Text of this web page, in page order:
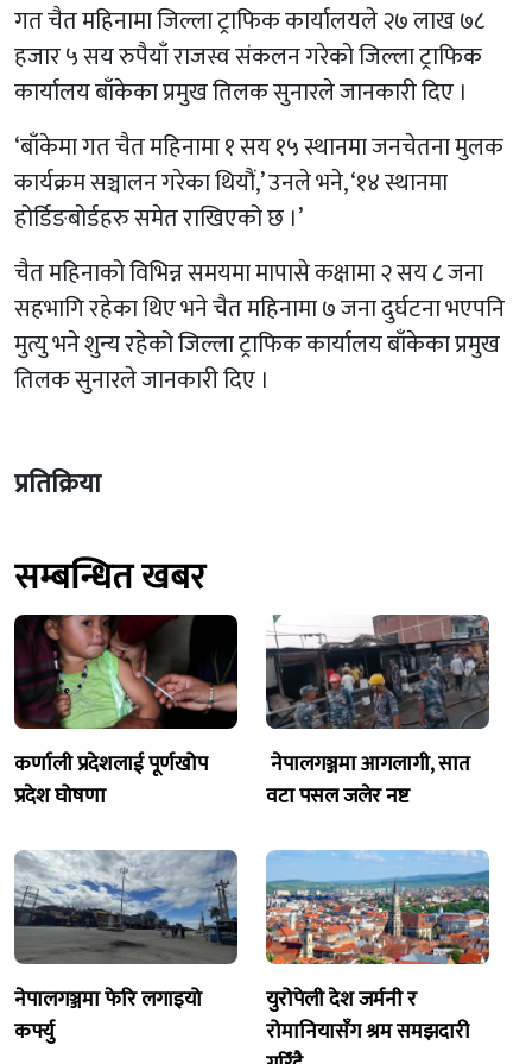
गत चैत महिनामा जिल्ला ट्राफिक कार्यालयले २७ लाख ७८
हजार ५ सय रुपैयाँ राजस्व संकलन गरेको जिल्ला ट्राफिक
कार्यालय बाँकेका प्रमुख तिलक सुनारले जानकारी दिए ।
‘बाँकेमा गत चैत महिनामा १ सय १५ स्थानमा जनचेतना मुलक
कार्यक्रम सञ्चालन गरेका थियौं,’ उनले भने, ‘१४ स्थानमा
होर्डिङबोर्डहरु समेत राखिएको छ ।’
चैत महिनाको विभिन्न समयमा मापासे कक्षामा २ सय ८ जना
सहभागि रहेका थिए भने चैत महिनामा ७ जना दुर्घटना भएपनि
मुत्यु भने शुन्य रहेको जिल्ला ट्राफिक कार्यालय बाँकेका प्रमुख
तिलक सुनारले जानकारी दिए ।
प्रतिक्रिया
सम्बन्धित खबर
कर्णाली प्रदेशलाई पूर्णखोप
प्रदेश घोषणा
नेपालगञ्जमा आगलागी, सात
वटा पसल जलेर नष्ट
नेपालगञ्जमा फेरि लगाइयो
कर्फ्यु
युरोपेली देश जर्मनी र
रोमानियासँग श्रम समझदारी